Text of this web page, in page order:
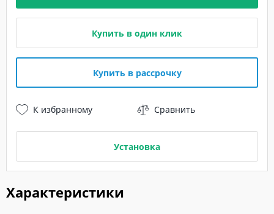
Характеристики
Купить в один клик
Купить в рассрочку
К избранному Сравнить
Установка